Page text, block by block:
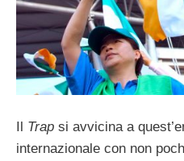
Il Trap si avvicina a
internazionale con non